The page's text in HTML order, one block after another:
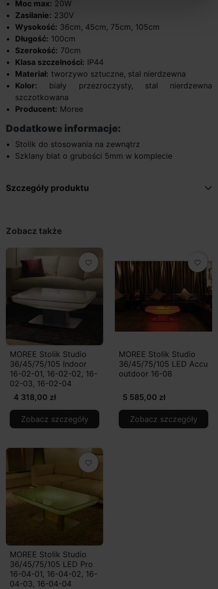
Moc max: 20W
Zasilanie: 230V
Wysokość: 36cm, 45cm, 75cm, 105cm
Długość: 100cm
Szerokość: 70cm
Klasa szczelności: IP44
Materiał: tworzywo sztuczne, stal nierdzewna
Kolor: biały przezroczysty, stal nierdzewna
szczotkowana
Producent: Moree
Dodatkowe informacje:
Stolik do stosowania na zewnątrz
Szklany blat o grubości 5mm w komplecie
Szczegóły produktu
Zobacz także
favorite_border
MOREE Stolik Studio
36/45/75/105 Indoor
16-02-01, 16-02-02, 16-
02-03, 16-02-04
4 318,00 zł
Zobacz szczegóły
favorite_border
MOREE Stolik Studio
36/45/75/105 LED Accu
outdoor 16-08
5 585,00 zł
Zobacz szczegóły
favorite_border
MOREE Stolik Studio
36/45/75/105 LED Pro
16-04-01, 16-04-02, 16-
04-03, 16-04-04